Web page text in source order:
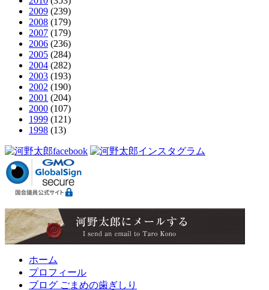
2009 (239)
2008 (179)
2007 (179)
2006 (236)
2005 (284)
2004 (282)
2003 (193)
2002 (190)
2001 (204)
2000 (107)
1999 (121)
1998 (13)
ホーム
プロフィール
ブログ ごまめの歯ぎしり